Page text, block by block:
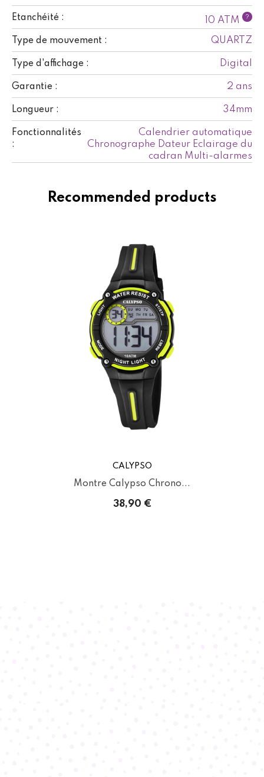
Etanchéité : 10 ATM ?
Type de mouvement : QUARTZ
Type d'affichage : Digital
Garantie : 2 ans
Longueur : 34mm
Fonctionnalités
:
Calendrier automatique
Chronographe Dateur Eclairage du
cadran Multi-alarmes
Recommended products
CALYPSO
Montre Calypso Chrono...
38,90 €